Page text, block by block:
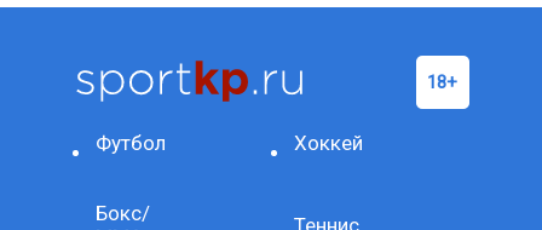
Футбол Хоккей
Бокс/